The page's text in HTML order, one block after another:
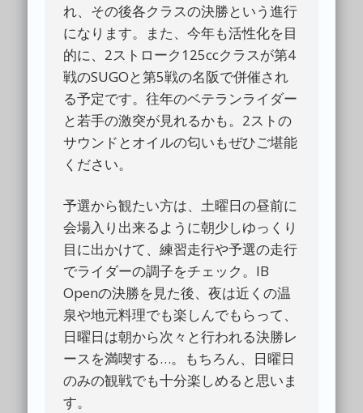
れ、その後各クラスの決勝という進行
になります。また、今年も活性化を目
的に、2ストローク125ccクラスが第4
戦のSUGOと第5戦の名阪で併催され
る予定です。往年のベテランライダー
と若手の激突が見れるかも。2ストの
サウンドとオイルの匂いもぜひご堪能
ください。
予選から観たい方は、土曜日の昼前に
会場入り出来るように朝少しゆっくり
目に出かけて、練習走行や予選の走行
でライダーの調子をチェック。IB
Openの決勝を見た後、夜は近くの温
泉や地元料理でも楽しんでもらって、
日曜日は朝から次々と行われる決勝レ
ースを満喫する…。もちろん、日曜日
のみの観戦でも十分楽しめると思いま
す。